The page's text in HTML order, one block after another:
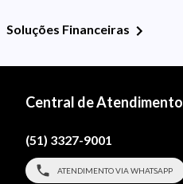
Soluções Financeiras
Central de Atendimento
(51) 3327-9001
ATENDIMENTO VIA WHATSAPP